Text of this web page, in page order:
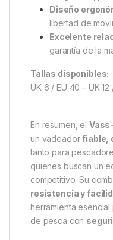
Diseño
libertad de
Excelente
garantía de la
Tallas disponibles:
UK 6 / EU 40 – UK 12
En resumen, el
un vadeadorfiable,
tanto para
quienes buscan un
competitivo. Su
resistencia y
herramienta
de pesca con